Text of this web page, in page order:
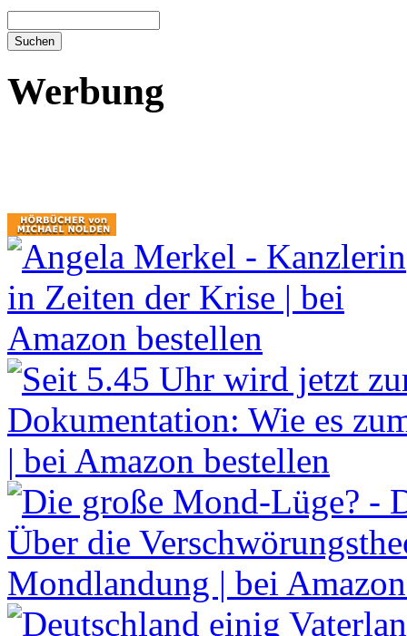
Werbung